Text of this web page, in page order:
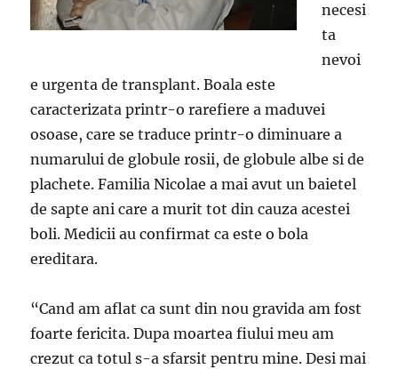
necesi
ta
nevoi
e urgenta de transplant. Boala este
caracterizata printr-o rarefiere a maduvei
osoase, care se traduce printr-o diminuare a
numarului de globule rosii, de globule albe si de
plachete. Familia Nicolae a mai avut un baietel
de sapte ani care a murit tot din cauza acestei
boli. Medicii au confirmat ca este o bola
ereditara.
“Cand am aflat ca sunt din nou gravida am fost
foarte fericita. Dupa moartea fiului meu am
crezut ca totul s-a sfarsit pentru mine. Desi mai